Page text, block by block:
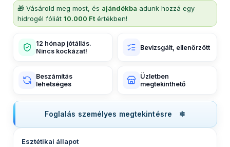
🎁 Vásárold meg most, és ajándékba adunk hozzá egy
hidrogél fóliát 10.000 Ftértékben!
12 hónap jótállás.
Nincs kockázat!
Bevizsgált, ellenőrzött
Beszámítás
lehetséges
Üzletben
megtekinthető
Foglalás személyes megtekintésre
Esztétikai állapot